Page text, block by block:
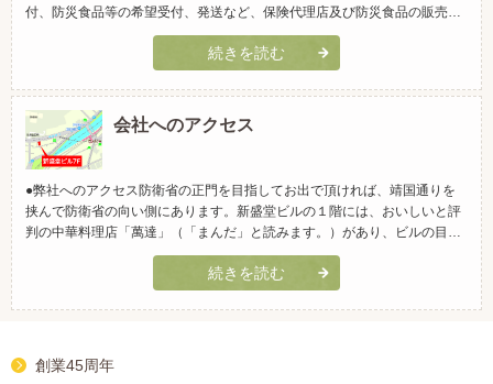
付、防災食品等の希望受付、発送など、保険代理店及び防災食品の販売会
社としての重要業務を継続する社会的使命を担っております。このため、
「災害に関する事業継続計画における基本方針」を定め、事業継続計画
(BCP：Business Continuity Plan)を策定していま...
続きを読む
会社へのアクセス
●弊社へのアクセス防衛省の正門を目指してお出で頂ければ、靖国通りを
挟んで防衛省の向い側にあります。新盛堂ビルの１階には、おいしいと評
判の中華料理店「萬達」（「まんだ」と読みます。）があり、ビルの目印
になっています。★前参議院議員の佐藤正久氏の事務所は、このビルの4
階にあります。今後とも応援の程、宜しくお願い致します。※下の地図を
クリックすると、Google マップを表示します。●弊社の携帯用のQR...
続きを読む
創業45周年